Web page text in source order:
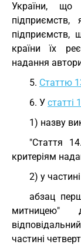
України, що
підприємств,
країни їх
надання
5. Статтю
6. У статті
1) назву
"Стаття
критеріям
2) у
абзац
митницею"
частині